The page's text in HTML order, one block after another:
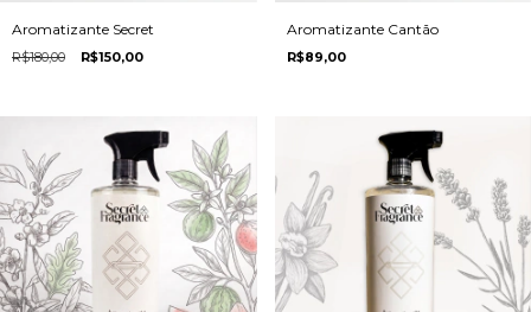
Aromatizante Secret
R$180,00 R$150,00
Aromatizante Cantão
R$89,00